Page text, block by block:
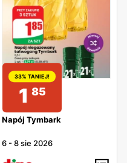
33% TANIEJ!
1 85
Napój Tymbark
6 -8 sie 2026